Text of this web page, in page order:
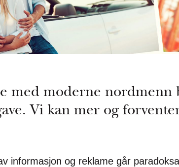
med moderne nordmenn
Vi kan mer og
informasjon og reklame går